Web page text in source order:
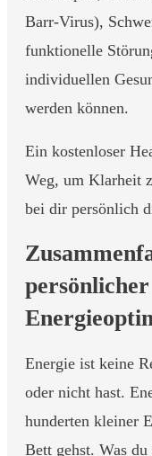
Barr-Virus),
funktionelle
individuellen
werden können.
Ein kostenloser
Weg, um Klarheit
bei dir persönlich
persönlicher
Energie ist keine
oder nicht hast.
hunderten kleiner
Bett gehst. Was